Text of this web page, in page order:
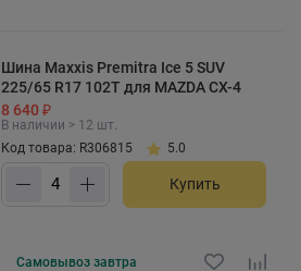
Шина Maxxis Premitra Ice 5 SUV
225/65 R17 102T для MAZDA CX-4
8 640 ₽
В наличии > 12 шт.
Код товара: R306815
5.0
Купить
Самовывоз завтра